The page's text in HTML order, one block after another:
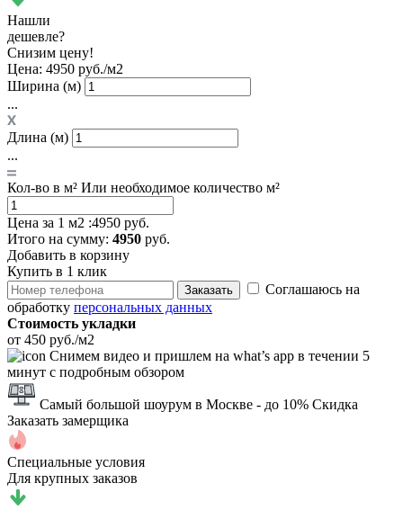
Нашли
дешевле?
Снизим цену!
Цена: 4950 руб./м2
Ширина (м)
...
Длина (м)
...
Кол-во в м² Или необходимое количество м²
Цена за 1 м2 :4950 руб.
Итого на сумму: 4950 руб.
Добавить в корзину
Купить в 1 клик
Заказать
Соглашаюсь на
обработку персональных данных
Стоимость укладки
от 450 руб./м2
Снимем видео и пришлем на what’s app в течении 5
минут с подробным обзором
Самый большой шоурум в Москве - до 10% Скидка
Заказать замерщика
Специальные условия
Для крупных заказов